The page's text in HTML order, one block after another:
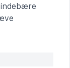
indebære